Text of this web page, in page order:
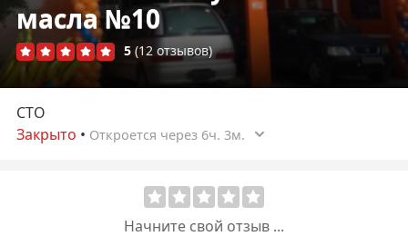
масла №10
5 (12 отзывов)
СТО
Закрыто • Откроется через 6ч. 3м.
Начните свой отзыв ...